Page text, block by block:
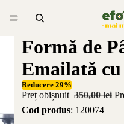
Formă de
Emailată
Reducere 29%
Preț obișnuit 350,00 lei
Cod produs: 120074